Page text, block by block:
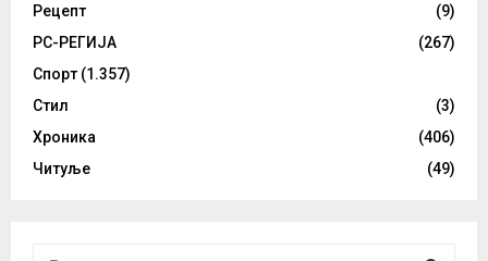
Рецепт
(9)
РС-РЕГИЈА
(267)
Спорт (1.357)
Стил
(3)
Хроника
(406)
Читуље
(49)